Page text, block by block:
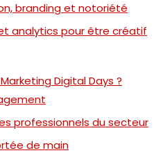
branding et notoriété
analytics pour être créatif
Digital Days ?
professionnels du secteur
de main